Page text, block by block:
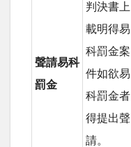
聲請易科
罰金
判決書上
載明得易
科罰金案
件如欲易
科罰金者
得提出聲
請。